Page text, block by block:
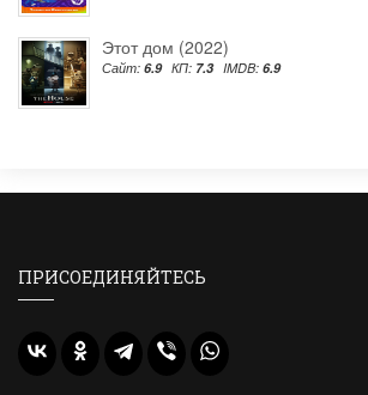
Этот дом (2022)
Сайт: 6.9 КП: 7.3 IMDB: 6.9
ПРИСОЕДИНЯЙТЕСЬ